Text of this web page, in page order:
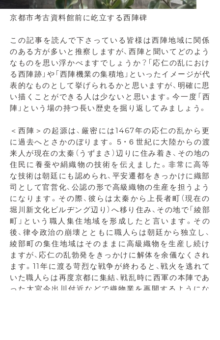
京都市考古資料館前に屹立する西陣碑
この記事を読んで下さっている皆様は西陣地域に関係
のある方が多いと推察しますが、西陣と聞いてどのよう
なものを思い浮かべますでしょうか？「応仁の乱におけ
る西陣跡」や「西陣機業の集積地」といったイメージが代
表的なものとして挙げられるかと思いますが、明確に思
い描くことができる人は少ないと思います。今一度「西
陣」という場の持つ長い歴史を掘り返してみましょう。
＜西陣＞の起源は、厳密には1467年の応仁の乱から更
に過去へとさかのぼります。５・６世紀に大陸からの渡
来人が現在の太秦（うずまさ）辺りに住み着き、その地の
住民に養蚕や絹織物の技術を伝えました。非常に高等
な技術は朝廷にも認められ、平安遷都をきっかけに織部
司として官営化、公認の形で高級織物の生産を担うよう
になります。その際、彼らは太秦から上長者町（現在の
堀川新文化ビルヂング辺り）へ移り住み、その地で「綾部
町」という職人集住地域を形成したと言います。その
後、律令政治の崩壊とともに職人らは朝廷から独立し、
綾部町の集住地域はそのままに高級織物を生産し続け
ますが、応仁の乱勃発をきっかけに解体を余儀なくされ
ます。11年に渡る苛烈な戦争が終わると、戦火を逃れて
いた職人らは再度京都に集結、戦乱時に西軍の本陣であ
った大宮今出川付近などで織物業を再開するようにな